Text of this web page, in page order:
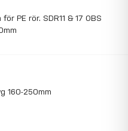
PE rör. SDR11 & 17 OBS
160-250mm